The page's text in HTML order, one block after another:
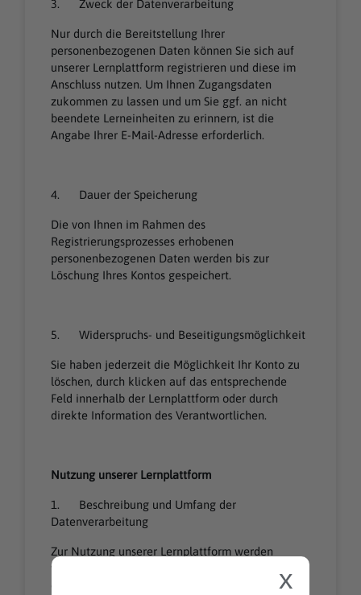
x
3. Zweck der Datenverarbeitung
Nur durch die Bereitstellung Ihrer
personenbezogenen Daten können Sie sich auf
unserer Lernplattform registrieren und diese im
Anschluss nutzen. Um Ihnen Zugangsdaten
zukommen zu lassen und um Sie ggf. an nicht
beendete Lerneinheiten zu erinnern, ist die
Angabe Ihrer E-Mail-Adresse erforderlich.
4. Dauer der Speicherung
Die von Ihnen im Rahmen des
Registrierungsprozesses erhobenen
personenbezogenen Daten werden bis zur
Löschung Ihres Kontos gespeichert.
5. Widerspruchs- und Beseitigungsmöglichkeit
Sie haben jederzeit die Möglichkeit Ihr Konto zu
löschen, durch klicken auf das entsprechende
Feld innerhalb der Lernplattform oder durch
direkte Information des Verantwortlichen.
Nutzung unserer Lernplattform
1. Beschreibung und Umfang der
Datenverarbeitung
Zur Nutzung unserer Lernplattform werden
folgende personenbezogenen Daten von Ihnen